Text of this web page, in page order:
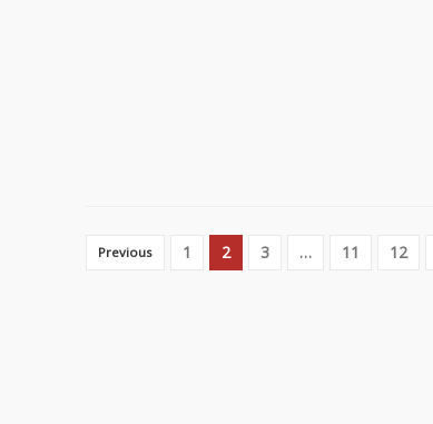
Previous 1 2 3 … 11 12